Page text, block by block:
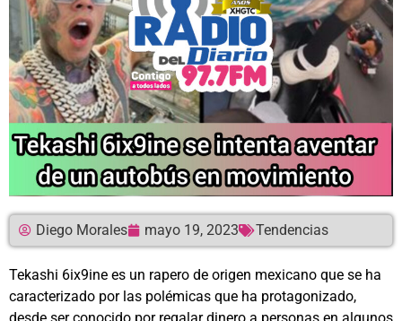
Diego Morales mayo 19, 2023 Tendencias
Tekashi 6ix9ine es un rapero de origen mexicano que se ha
caracterizado por las polémicas que ha protagonizado,